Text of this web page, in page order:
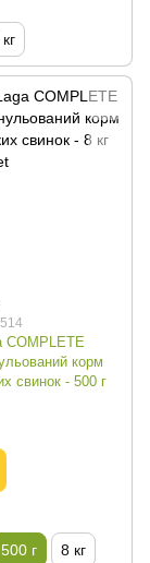
COMPLETE
корм
свинок - 500 г
500 г 8 кг